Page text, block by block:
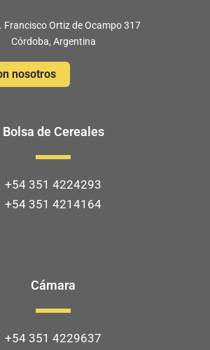
Francisco Ortiz de Ocampo 317
Córdoba, Argentina
nosotros
Bolsa de Cereales
+54 351 4224293
+54 351 4214164
Cámara
+54 351 4229637